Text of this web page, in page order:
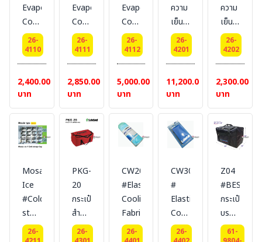
Fiber
+ Q8
[Thermal
Barrier]
Fiber
+ Q8
[Thermal
Barrier]
Barrier]
หลอม
COAT
FR
METAL
#
วัสดุ
Aluminized
เสริม
Fiberglass
+ Q8
[Thermal
Barrier]
EvaporativE
Cooling
Vest
เสื้อ
กั๊ก
ทำความ
เย็น
แบบ
ระเหย
ยีห้อ
BESTSAFE
26-
4110
2,400.00
บาท
EvaporativE
Cooling
Vest
เสื้อ
กั๊ก
ทำความ
เย็น
แบบ
ระเหย
ยี่ห้อ
BESTSAFE
26-
4111
2,850.00
บาท
Evaporative
Cooling
Vest
เสื้อ
กั๊ก
ทำความ
เย็น
แบบ
ระเหย
ยี่ห้อ
BESTSAFE
26-
4112
5,000.00
บาท
ความ
เย็นสี
ขาว
จาก
USA
สำหรับ
เปลี่ยน
(1 ชุด
มี 4
ชิ้น)
เย็น
ต่อ
เนื่อง
14 C
#
26-
4201
11,200.00
บาท
ความ
เย็นสี
ฟ้า
สำหรับ
เปลี่ยน
(1 ชุด
มี 4
ชิ้น)
รุ่น
ประหยัด
#
26-
4202
2,300.00
บาท
Mosaic
Ice
#Cold
storage
bag
26-
PKG-
20
กระเป๋า
สำหรับ
ที่ใส่
26-
CW20
#Elastic
Cooling
Fabric
26-
CW30
#
Elastic
Cooling
Fabirc
26-
Z04
กระเป๋า
บรรจุ
สินค้า
61-